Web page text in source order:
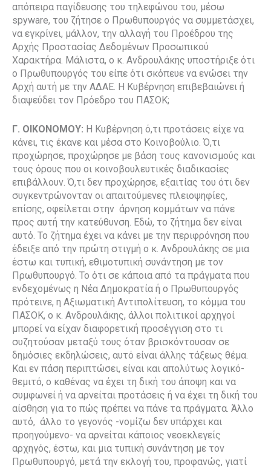
απόπειρα παγίδευσης του τηλεφώνου του, μέσω
spyware, του ζήτησε ο Πρωθυπουργός να συμμετάσχει,
να εγκρίνει, μάλλον, την αλλαγή του Προέδρου της
Αρχής Προστασίας Δεδομένων Προσωπικού
Χαρακτήρα. Μάλιστα, ο κ. Ανδρουλάκης υποστήριξε ότι
ο Πρωθυπουργός του είπε ότι σκόπευε να ενώσει την
Αρχή αυτή με την ΑΔΑΕ. Η Κυβέρνηση επιβεβαιώνει ή
διαψεύδει τον Πρόεδρο του ΠΑΣΟΚ;
Γ. ΟΙΚΟΝΟΜΟΥ: Η Κυβέρνηση ό,τι προτάσεις είχε να
κάνει, τις έκανε και μέσα στο Κοινοβούλιο. Ό,τι
προχώρησε, προχώρησε με βάση τους κανονισμούς και
τους όρους που οι κοινοβουλευτικές διαδικασίες
επιβάλλουν. Ό,τι δεν προχώρησε, εξαιτίας του ότι δεν
συγκεντρώνονταν οι απαιτούμενες πλειοψηφίες,
επίσης, οφείλεται στην άρνηση κομμάτων να πάνε
προς αυτή την κατεύθυνση. Εδώ, το ζήτημα δεν είναι
αυτό. Το ζήτημα έχει να κάνει με την περιφρόνηση που
έδειξε από την πρώτη στιγμή ο κ. Ανδρουλάκης σε μια
έστω και τυπική, εθιμοτυπική συνάντηση με τον
Πρωθυπουργό. Το ότι σε κάποια από τα πράγματα που
ενδεχομένως η Νέα Δημοκρατία ή ο Πρωθυπουργός
πρότεινε, η Αξιωματική Αντιπολίτευση, το κόμμα του
ΠΑΣΟΚ, ο κ. Ανδρουλάκης, άλλοι πολιτικοί αρχηγοί
μπορεί να είχαν διαφορετική προσέγγιση στο τι
συζητούσαν μεταξύ τους όταν βρισκόντουσαν σε
δημόσιες εκδηλώσεις, αυτό είναι άλλης τάξεως θέμα.
Και εν πάση περιπτώσει, είναι και απολύτως λογικό-
θεμιτό, ο καθένας να έχει τη δική του άποψη και να
συμφωνεί ή να αρνείται προτάσεις ή να έχει τη δική του
αίσθηση για το πώς πρέπει να πάνε τα πράγματα. Άλλο
αυτό, άλλο το γεγονός -νομίζω δεν υπάρχει και
προηγούμενο- να αρνείται κάποιος νεοεκλεγείς
αρχηγός, έστω, και μια τυπική συνάντηση με τον
Πρωθυπουργό, μετά την εκλογή του, προφανώς, γιατί